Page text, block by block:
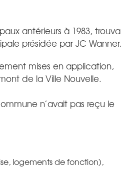
antérieurs à 1983, trouva
présidée par JC Wanner.
mises en application,
de la Ville Nouvelle.
n’avait pas reçu le
logements de fonction),